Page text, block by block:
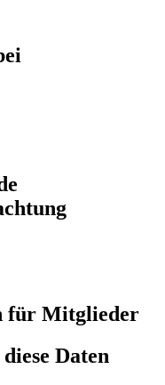
für Mitglieder
Daten